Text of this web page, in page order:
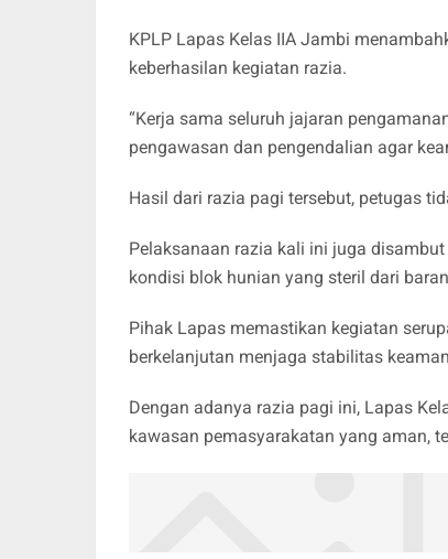
KPLP Lapas Kelas IIA Jambi
keberhasilan kegiatan razia.
“Kerja sama seluruh jajaran
pengawasan dan pengendalian agar
Hasil dari razia pagi tersebut, petugas
Pelaksanaan razia kali ini juga
kondisi blok hunian yang steril dari
Pihak Lapas memastikan kegiatan
berkelanjutan menjaga stabilitas
Dengan adanya razia pagi ini, Lapas
kawasan pemasyarakatan yang aman,